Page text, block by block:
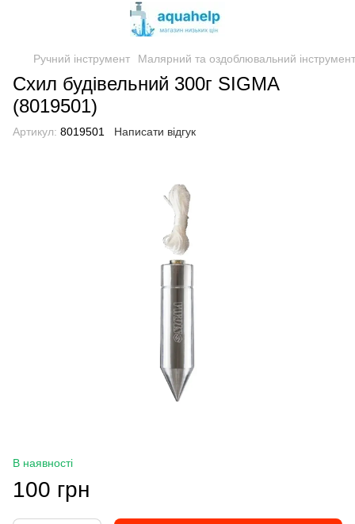
Ручний інструмент Малярний та оздоблювальний інструмент
Схил будівельний 300г SIGMA
(8019501)
Артикул: 8019501 Написати відгук
В наявності
100 грн